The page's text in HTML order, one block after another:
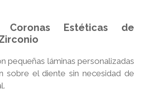
Coronas Estéticas de
pequeñas láminas personalizadas
sobre el diente sin necesidad de